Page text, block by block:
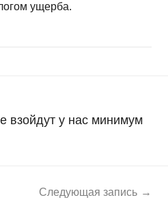
ущерба.
взойдут у нас минимум
Следующая запись